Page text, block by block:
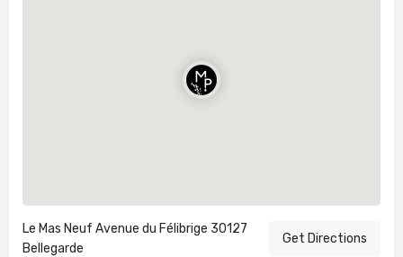
Le Mas Neuf Avenue du Félibrige 30127
Bellegarde
Get Directions